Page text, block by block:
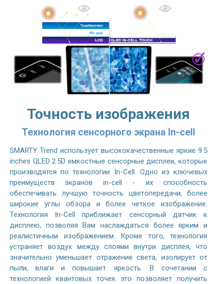
Точность изображения
Технология сенсорного экрана In-cell
SMARTY Trend использует высококачественные яркие 9.5
inches QLED 2.5D емкостные сенсорные дисплеи, которые
производятся по технологии In-Cell. Одно из ключевых
преимуществ экранов in-cell - их способность
обеспечивать лучшую точность цветопередачи, более
широкие углы обзора и более четкое изображение.
Технология In-Cell приближает сенсорный датчик к
дисплею, позволяя Вам наслаждаться более ярким и
реалистичным изображением. Кроме того, технология
устраняет воздух между слоями внутри дисплея, что
значительно уменьшает отражение света, изолирует от
пыли, влаги и повышает яркость. В сочетании с
технологией квантовых точек это позволяет получить